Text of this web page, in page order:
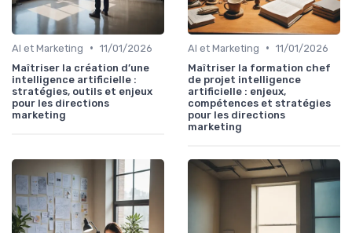
AI et Marketing • 11/01/2026
Maîtriser la création d’une
intelligence artificielle :
stratégies, outils et enjeux
pour les directions
marketing
AI et Marketing • 11/01/2026
Maîtriser la formation chef
de projet intelligence
artificielle : enjeux,
compétences et stratégies
pour les directions
marketing